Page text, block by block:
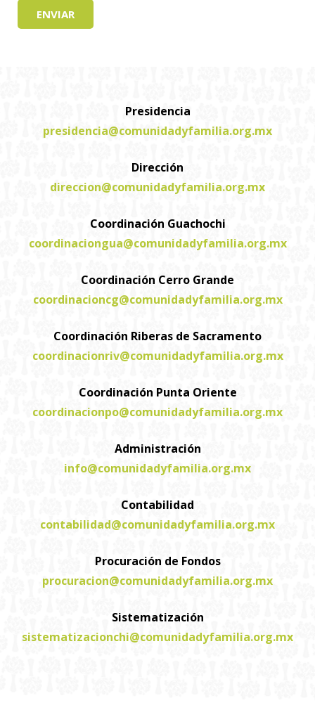
Presidencia
presidencia@comunidadyfamilia.org.mx
Dirección
direccion@comunidadyfamilia.org.mx
Coordinación Guachochi
coordinaciongua@comunidadyfamilia.org.mx
Coordinación Cerro Grande
coordinacioncg@comunidadyfamilia.org.mx
Coordinación Riberas de Sacramento
coordinacionriv@comunidadyfamilia.org.mx
Coordinación Punta Oriente
coordinacionpo@comunidadyfamilia.org.mx
Administración
info@comunidadyfamilia.org.mx
Contabilidad
contabilidad@comunidadyfamilia.org.mx
Procuración de Fondos
procuracion@comunidadyfamilia.org.mx
Sistematización
sistematizacionchi@comunidadyfamilia.org.mx